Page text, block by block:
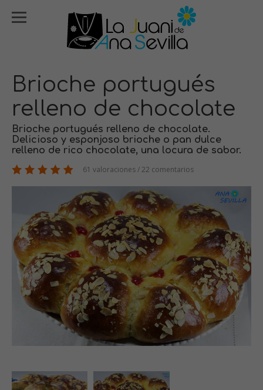
Brioche portugués
relleno de chocolate
Brioche portugués relleno de chocolate.
Delicioso y esponjoso brioche o pan dulce
relleno de rico chocolate, una locura de sabor.
61 valoraciones / 22 comentarios